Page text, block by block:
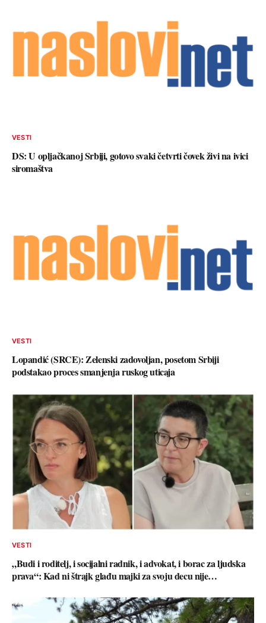
VESTI
DS: U opljačkanoj Srbiji, gotovo svaki četvrti čovek živi na ivici
siromaštva
VESTI
Lopandić (SRCE): Zelenski zadovoljan, posetom Srbiji
podstakao proces smanjenja ruskog uticaja
VESTI
„Budi i roditelj, i socijalni radnik, i advokat, i borac za ljudska
prava“: Kad ni štrajk glađu majki za svoju decu nije…